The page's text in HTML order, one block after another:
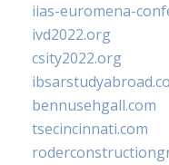
iias-euromena-
ivd2022.org
csity2022.org
bennusehgall.com
tsecincinnati.com